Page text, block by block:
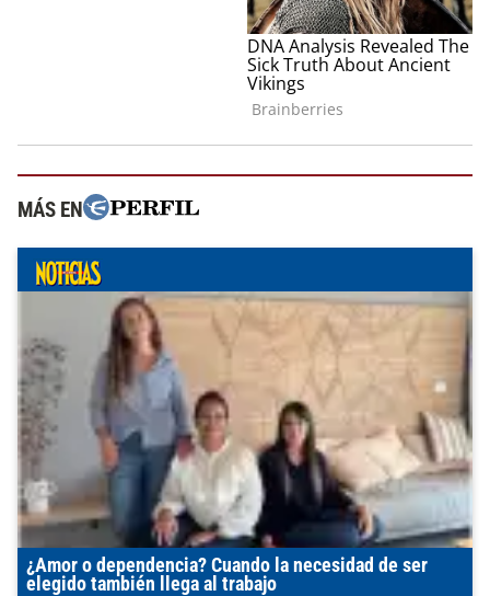
MÁS EN
¿Amor o dependencia? Cuando la necesidad de ser
elegido también llega al trabajo